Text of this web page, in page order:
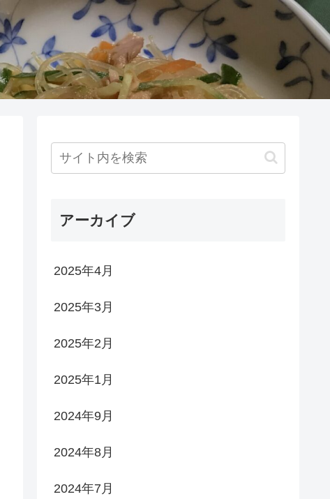
アーカイブ
2025年4月
2025年3月
2025年2月
2025年1月
2024年9月
2024年8月
2024年7月